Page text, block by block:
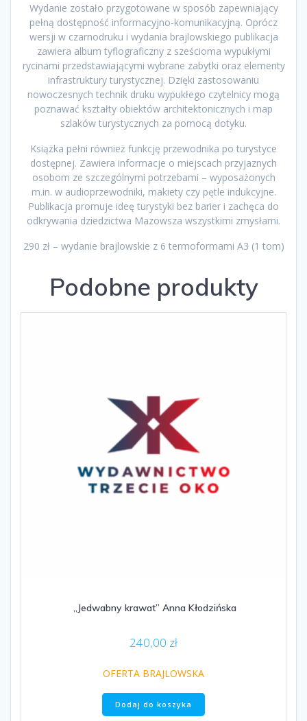
Wydanie zostało przygotowane w sposób zapewniający
pełną dostępność informacyjno-komunikacyjną. Oprócz
wersji w czarnodruku i wydania brajlowskiego publikacja
zawiera album tyflograficzny z sześcioma wypukłymi
rycinami przedstawiającymi wybrane zabytki oraz elementy
infrastruktury turystycznej. Dzięki zastosowaniu
nowoczesnych technik druku wypukłego czytelnicy mogą
poznawać kształty obiektów architektonicznych i map
szlaków turystycznych za pomocą dotyku.
Książka pełni również funkcję przewodnika po turystyce
dostępnej. Zawiera informacje o miejscach przyjaznych
osobom ze szczególnymi potrzebami – wyposażonych
m.in. w audioprzewodniki, makiety czy pętle indukcyjne.
Publikacja promuje ideę turystyki bez barier i zachęca do
odkrywania dziedzictwa Mazowsza wszystkimi zmysłami.
290 zł – wydanie brajlowskie z 6 termoformami A3 (1 tom)
Podobne produkty
„Jedwabny krawat” Anna Kłodzińska
240,00 zł
OFERTA BRAJLOWSKA
Dodaj do koszyka